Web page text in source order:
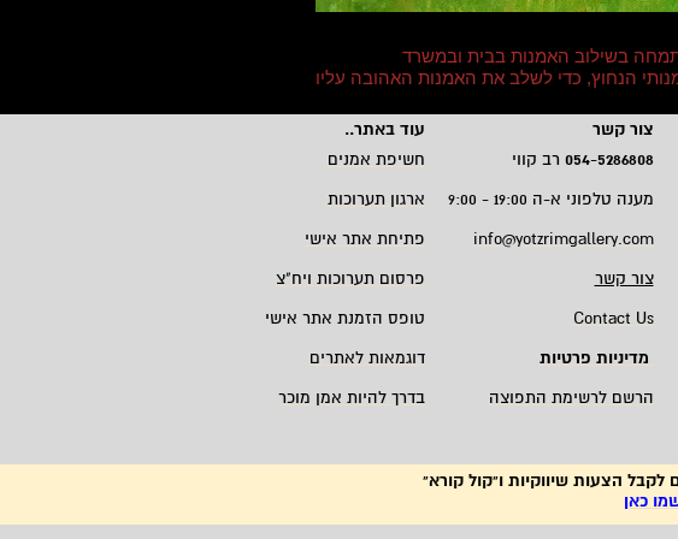
בשילוב האמנות בבית ובמשרד
הנחוץ, כדי לשלב את האמנות האהובה עליו
צור קשר עוד באתר..
054-5286808 רב קווי
חשיפת אמנים
מענה טלפוני א-ה 19:00 - 9:00
ארגון תערוכות
info@yotzrimgallery.com
פתיחת אתר אישי
צור קשר
פרסום תערוכות ויח"צ
Contact Us
טופס הזמנת אתר אישי
מדיניות פרטיות
דוגמאות לאתרים
הרשם לרשימת התפוצה בדרך להיות אמן מוכר
לקבל הצעות שיווקיות ו"קול קורא"
כאן